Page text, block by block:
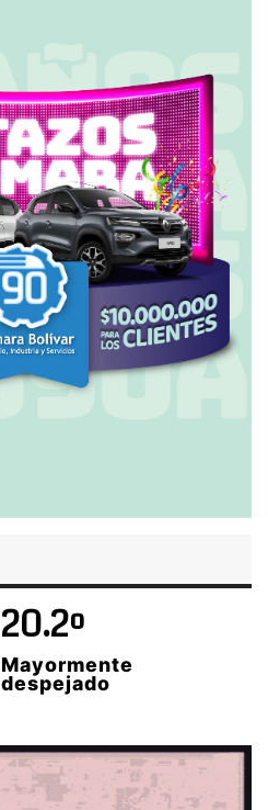
20.2º
Mayormente
despejado